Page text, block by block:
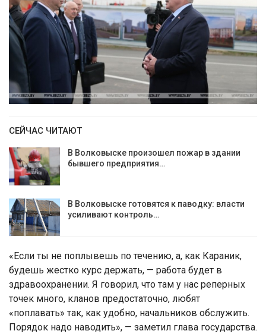
СЕЙЧАС ЧИТАЮТ
В Волковыске произошел пожар в здании
бывшего предприятия…
В Волковыске готовятся к паводку: власти
усиливают контроль…
«Если ты не поплывешь по течению, а, как Караник,
будешь жестко курс держать, — работа будет в
здравоохранении. Я говорил, что там у нас реперных
точек много, кланов предостаточно, любят
«поплавать» так, как удобно, начальников обслужить.
Порядок надо наводить», — заметил глава государства.